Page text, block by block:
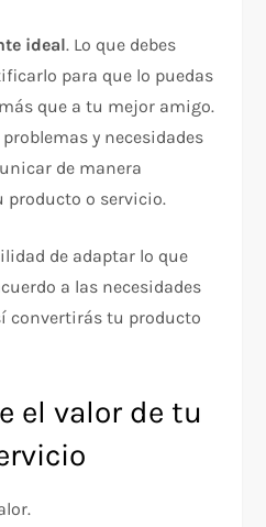
ideal. Lo que debes
para que lo puedas
que a tu mejor amigo.
y necesidades
de manera
producto o servicio.
de adaptar lo que
a las necesidades
convertirás tu producto
el valor de tu